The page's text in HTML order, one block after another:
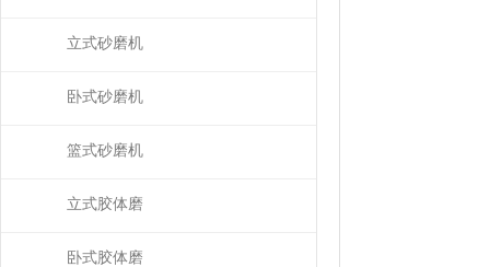
磨）立式砂磨机
卧式砂磨机
篮式砂磨机
立式胶体磨
卧式胶体磨